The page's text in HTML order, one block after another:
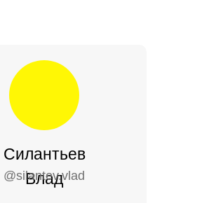
Силантьев
Влад
@silantev.vlad